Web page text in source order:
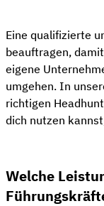
Eine qualifizierte
beauftragen,
eigene
umgehen. In
richtigen
dich nutzen
Welche